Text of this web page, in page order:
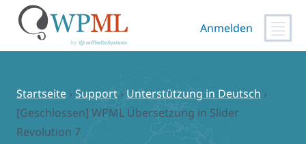
springen
Anmelden
Startseite › Support › Unterstützung in Deutsch ›
[Geschlossen] WPML Übersetzung in Slider
Revolution 7